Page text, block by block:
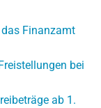
Finanzamt
bei
ab 1.